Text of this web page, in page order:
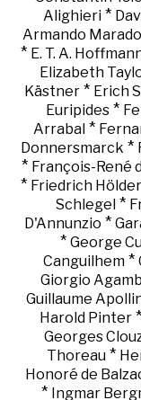
Alighieri*
Armando
* E. T. A.
Elizabeth
Kästner * Erich
Euripides*
Arrabal *
Donnersmarck *
* François-René
* Friedrich
Schlegel *
D'Annunzio *
* George
Canguilhem *
Giorgio
Guillaume
Harold Pinter*
Georges
Thoreau *
Honoré de
* Ingmar